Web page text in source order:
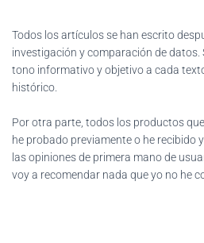
Todos los artículos se han escrito
investigación y comparación de datos.
tono informativo y objetivo a cada
histórico.
Por otra parte, todos los productos
he probado previamente o he recibido
las opiniones de primera mano de
voy a recomendar nada que yo no he